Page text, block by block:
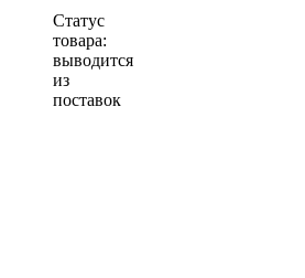
Статус
товара:
выводится
из
поставок